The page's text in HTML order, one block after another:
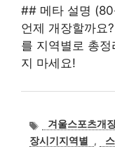
## 메타 설명
언제 개장할까요
를 지역별로 총
지 마세요!
태
그
겨울스포츠개
장시기지역별
,